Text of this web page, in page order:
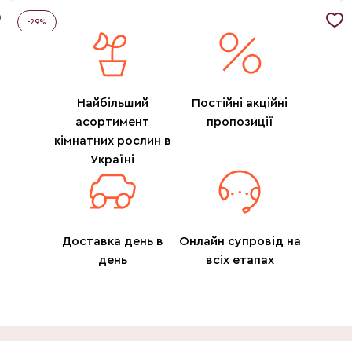
-29%
Найбільший
асортимент
кімнатних рослин в
Україні
Постійні акційні
пропозиції
Доставка день в
день
Онлайн супровід на
всіх етапах